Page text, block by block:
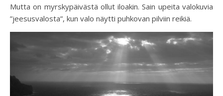
Mutta on myrskypäivästä ollut iloakin. Sain upeita valokuvia
”jeesusvalosta”, kun valo näytti puhkovan pilviin reikiä.